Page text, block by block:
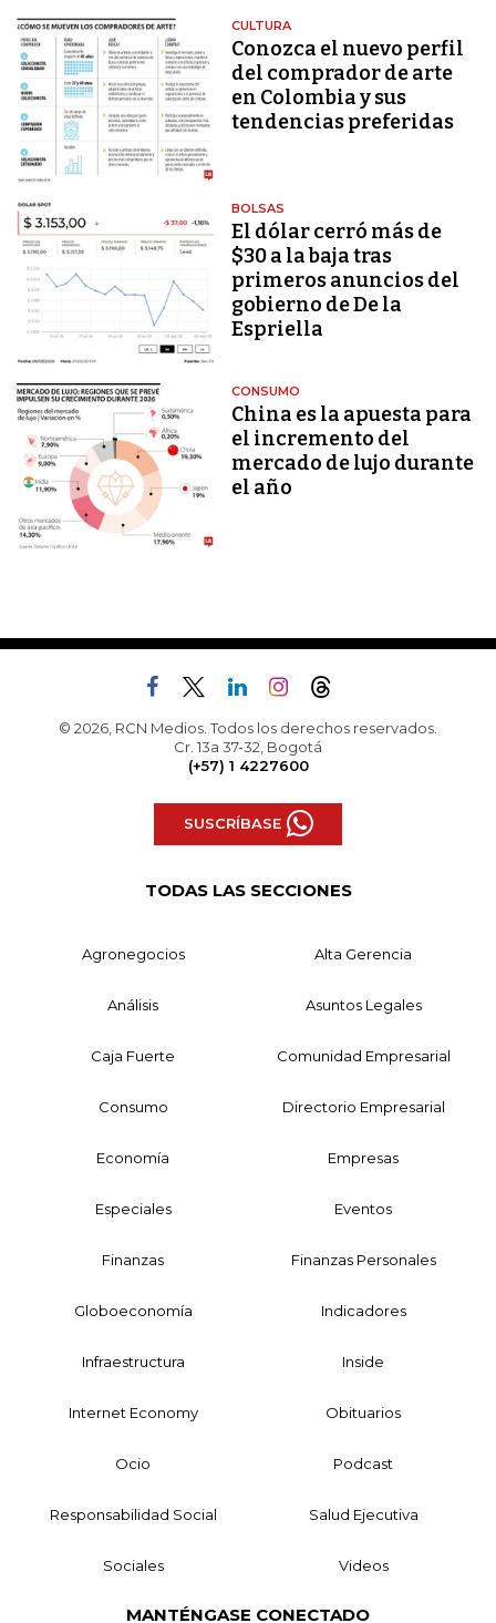
CULTURA
Conozca el nuevo perfil
del comprador de arte
en Colombia y sus
tendencias preferidas
BOLSAS
El dólar cerró más de
$30 a la baja tras
primeros anuncios del
gobierno de De la
Espriella
CONSUMO
China es la apuesta para
el incremento del
mercado de lujo durante
el año
© 2026, RCN Medios. Todos los derechos reservados.
Cr. 13a 37-32, Bogotá
(+57) 1 4227600
SUSCRÍBASE
TODAS LAS SECCIONES
Agronegocios Alta Gerencia
Análisis Asuntos Legales
Caja Fuerte Comunidad Empresarial
Consumo Directorio Empresarial
Economía Empresas
Especiales Eventos
Finanzas Finanzas Personales
Globoeconomía Indicadores
Infraestructura Inside
Internet Economy Obituarios
Ocio Podcast
Responsabilidad Social Salud Ejecutiva
Sociales Videos
MANTÉNGASE CONECTADO